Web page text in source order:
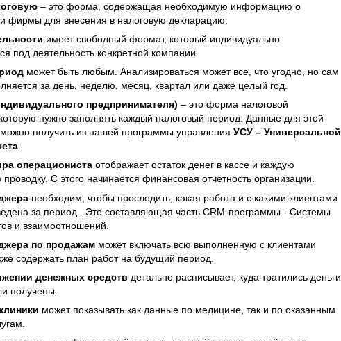
– это форма, содержащая необходимую информацию о
фирмы для внесения в налоговую декларацию.
имеет свободный формат, который индивидуально
под деятельность конкретной компании.
может быть любым. Анализироваться может все, что угодно, но сам
за день, неделю, месяц, квартал или даже целый год.
предпринимателя) – это форма налоговой
нужно заполнять каждый налоговый период. Данные для этой
получить из нашей программы управления УСУ – Универсальной
.
операциониста отображает остаток денег в кассе и каждую
С этого начинается финансовая отчетность организации.
необходим, чтобы проследить, какая работа и с какими клиентами
за период . Это составляющая часть CRM-программы - Системы
и взаимоотношений.
по продажам может включать всю выполненную с клиентами
содержать план работ на будущий период.
денежных средств детально расписывает, куда тратились деньги
получены.
может показывать как данные по медицине, так и по оказанным